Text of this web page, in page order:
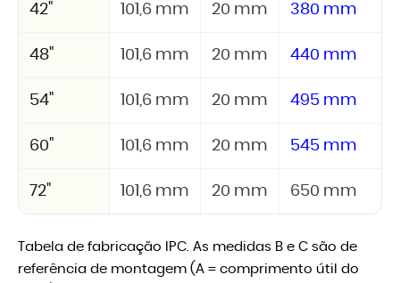
42" 101,6 mm 20 mm 380 mm
48" 101,6 mm 20 mm 440 mm
54" 101,6 mm 20 mm 495 mm
60" 101,6 mm 20 mm 545 mm
72" 101,6 mm 20 mm 650 mm
Tabela de fabricação IPC. As medidas B e C são de
referência de montagem (A = comprimento útil do